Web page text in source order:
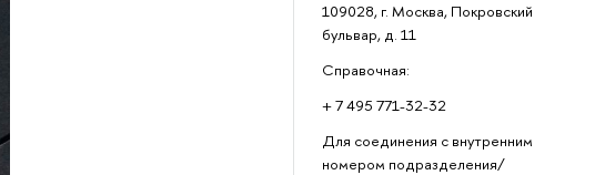
109028, г. Москва, Покровский
бульвар, д. 11
Справочная:
+ 7 495 771-32-32
Для соединения с внутренним
номером подразделения/